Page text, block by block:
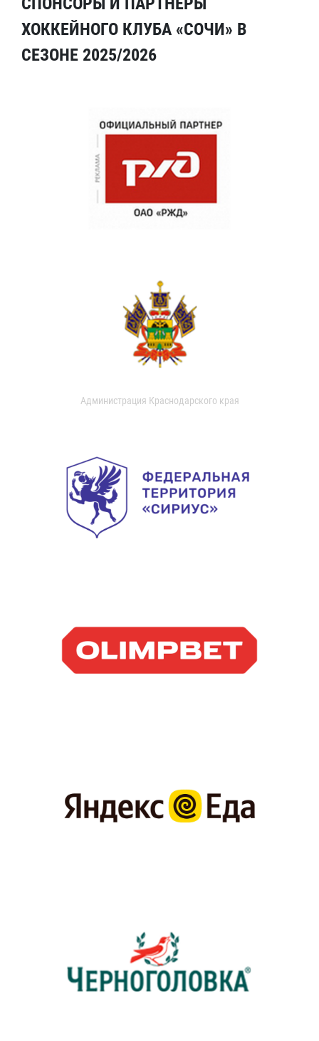
ХОККЕЙНОГО КЛУБА «СОЧИ» В
СЕЗОНЕ 2025/2026
Администрация Краснодарского края